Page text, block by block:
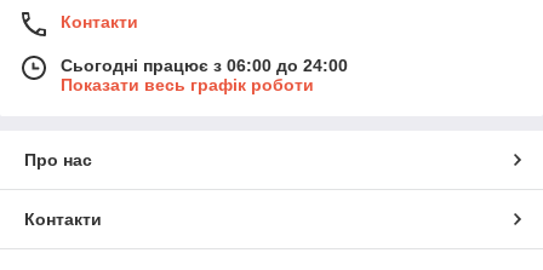
Контакти
Сьогодні працює з 06:00 до 24:00
Показати весь графік роботи
Про нас
Контакти